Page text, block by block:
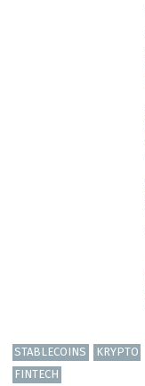
STABLECOINS KRYPTO
FINTECH